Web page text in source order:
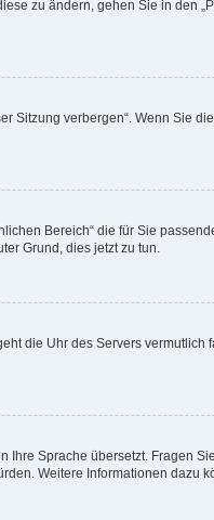
zu ändern, gehen Sie in den
Sitzung verbergen“. Wenn Sie
Bereich“ die für Sie
Grund, dies jetzt zu tun.
die Uhr des Servers vermutlich
Sprache übersetzt. Fragen
Weitere Informationen dazu